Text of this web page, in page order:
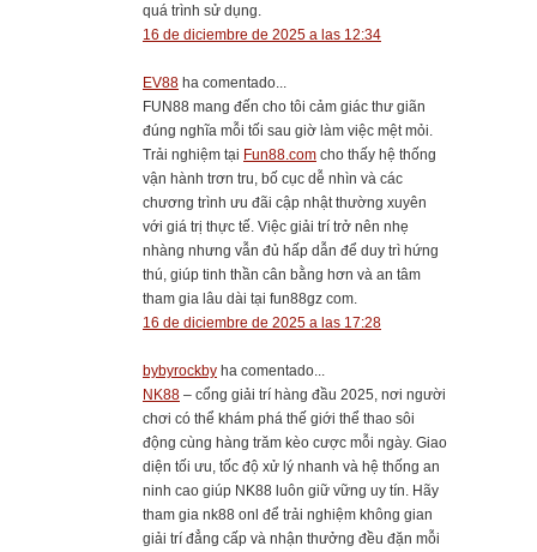
quá trình sử dụng.
16 de diciembre de 2025 a las 12:34
EV88 ha comentado...
FUN88 mang đến cho tôi cảm giác thư giãn
đúng nghĩa mỗi tối sau giờ làm việc mệt mỏi.
Trải nghiệm tại Fun88.com cho thấy hệ thống
vận hành trơn tru, bố cục dễ nhìn và các
chương trình ưu đãi cập nhật thường xuyên
với giá trị thực tế. Việc giải trí trở nên nhẹ
nhàng nhưng vẫn đủ hấp dẫn để duy trì hứng
thú, giúp tinh thần cân bằng hơn và an tâm
tham gia lâu dài tại fun88gz com.
16 de diciembre de 2025 a las 17:28
bybyrockby ha comentado...
NK88 – cổng giải trí hàng đầu 2025, nơi người
chơi có thể khám phá thế giới thể thao sôi
động cùng hàng trăm kèo cược mỗi ngày. Giao
diện tối ưu, tốc độ xử lý nhanh và hệ thống an
ninh cao giúp NK88 luôn giữ vững uy tín. Hãy
tham gia nk88 onl để trải nghiệm không gian
giải trí đẳng cấp và nhận thưởng đều đặn mỗi